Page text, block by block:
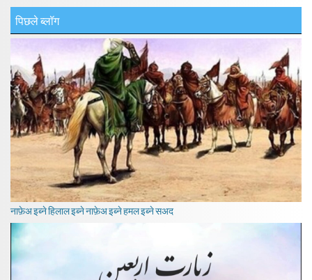
पिछले ब्लॉग
नाफ़ेअ इब्ने हिलाल इब्ने नाफ़ेअ इब्ने हमल इब्ने सअद